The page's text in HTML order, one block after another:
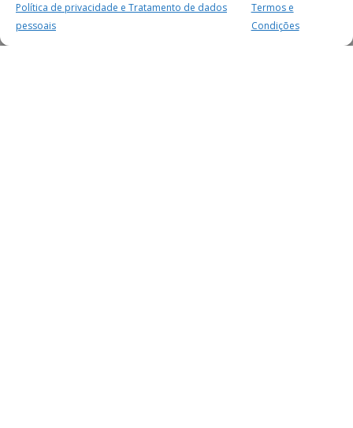
Política de privacidade e Tratamento de dados
pessoais
Termos e
Condições